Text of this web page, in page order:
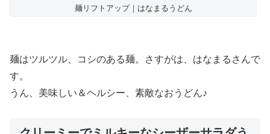
麺リフトアップ｜はなまるうどん
麺はツルツル、コシのある麺。さすがは、はなまるさんで
す。
うん、美味しい＆ヘルシー、素敵なおうどん♪